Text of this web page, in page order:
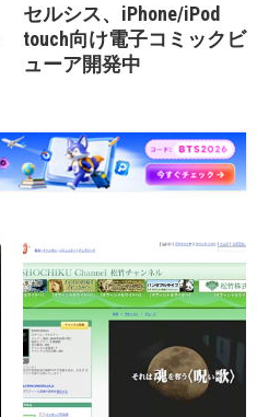
セルシス、iPhone/iPod
touch向け電子コミックビ
ューア開発中